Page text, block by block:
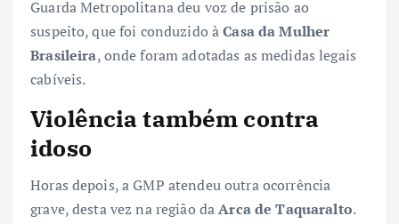
Guarda Metropolitana deu voz de prisão ao
suspeito, que foi conduzido àCasa da Mulher
Brasileira, onde foram adotadas as medidas legais
cabíveis.
Violência também contra
idoso
Horas depois, a GMP atendeu outra ocorrência
grave, desta vez na região daArca de Taquaralto.